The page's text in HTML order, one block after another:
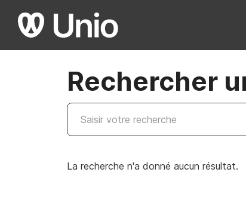
Rechercher
La recherche n'a donné aucun résultat.